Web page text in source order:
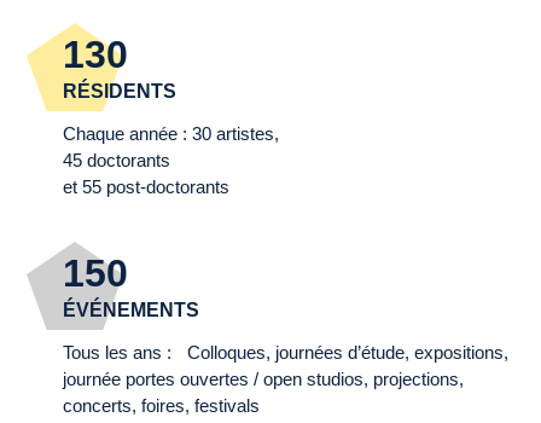
130
RÉSIDENTS
Chaque année : 30 artistes,
45 doctorants
et 55 post-doctorants
150
ÉVÉNEMENTS
Tous les ans : Colloques, journées d’étude, expositions,
journée portes ouvertes / open studios, projections,
concerts, foires, festivals